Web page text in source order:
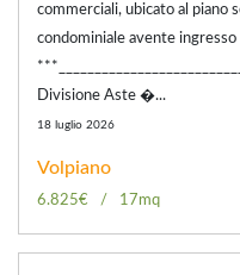
commerciali, ubicato al piano
condominiale avente
Divisione Aste �...
18 luglio 2026
Volpiano
6.825€ 17mq